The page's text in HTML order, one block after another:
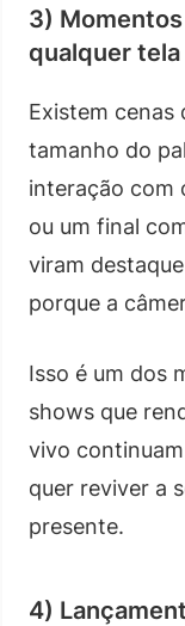
3)
qualquer tela
Existem cenas
tamanho do
interação com
ou um final
viram
porque a
Isso é um dos
shows que
vivo
quer reviver a
presente.
4)